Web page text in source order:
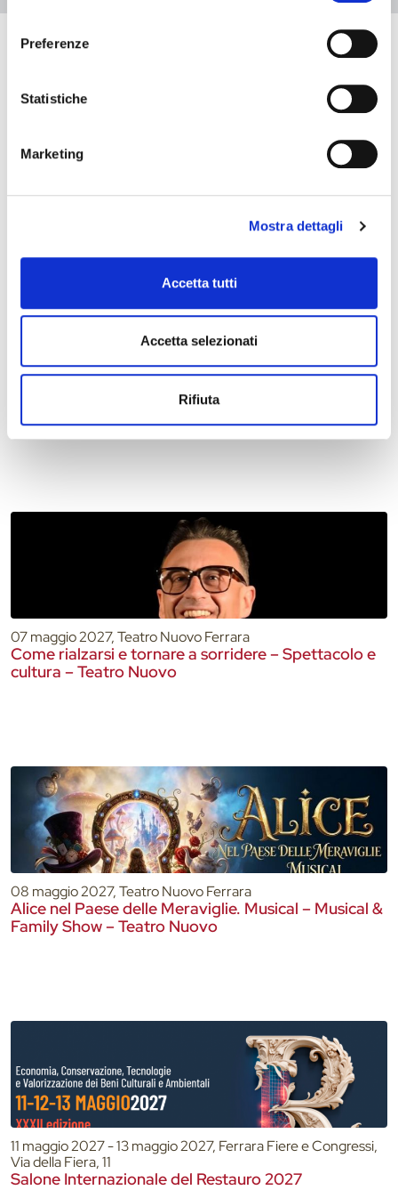
consenso
Preferenze
Statistiche
Marketing
Mostra dettagli
Accetta tutti
Accetta selezionati
Rifiuta
Eventi in arrivo
07 maggio 2027, Teatro Nuovo Ferrara
Come rialzarsi e tornare a sorridere – Spettacolo e
cultura – Teatro Nuovo
08 maggio 2027, Teatro Nuovo Ferrara
Alice nel Paese delle Meraviglie. Musical – Musical &
Family Show – Teatro Nuovo
11 maggio 2027 - 13 maggio 2027, Ferrara Fiere e Congressi,
Via della Fiera, 11
Salone Internazionale del Restauro 2027